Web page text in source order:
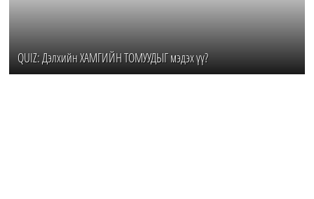
QUIZ: Дэлхийн ХАМГИЙН ТОМУУДЫГ мэдэх үү?